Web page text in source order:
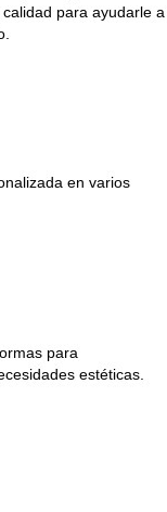
para ayudarle a
en varios
para
estéticas.